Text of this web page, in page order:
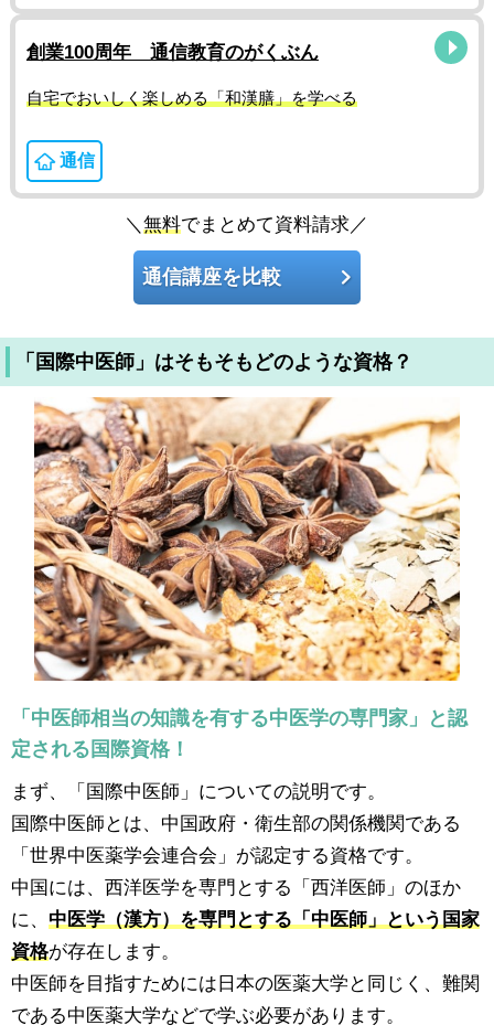
創業100周年 通信教育のがくぶん
自宅でおいしく楽しめる「和漢膳」を学べる
通信
＼無料でまとめて資料請求／
通信講座を比較
「国際中医師」はそもそもどのような資格？
「中医師相当の知識を有する中医学の専門家」と認
定される国際資格！
まず、「国際中医師」についての説明です。
国際中医師とは、中国政府・衛生部の関係機関である
「世界中医薬学会連合会」が認定する資格です。
中国には、西洋医学を専門とする「西洋医師」のほか
に、 中医学（漢方）を専門とする「中医師」という国家
資格が存在します。
中医師を目指すためには日本の医薬大学と同じく、難関
である中医薬大学などで学ぶ必要があります。